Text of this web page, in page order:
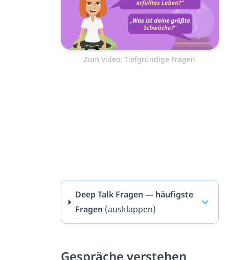
Zum Video: Tiefgründige Fragen
Deep Talk Fragen — häufigste
Fragen (ausklappen)
Gespräche verstehen